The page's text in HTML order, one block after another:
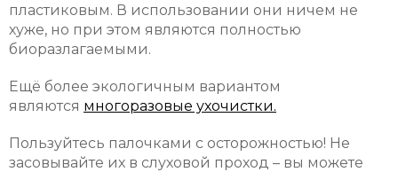
пластиковым. В использовании они ничем не
хуже, но при этом являются полностью
биоразлагаемыми.
Ещё более экологичным вариантом
являются многоразовые ухочистки.
Пользуйтесь палочками с осторожностью! Не
засовывайте их в слуховой проход – вы можете